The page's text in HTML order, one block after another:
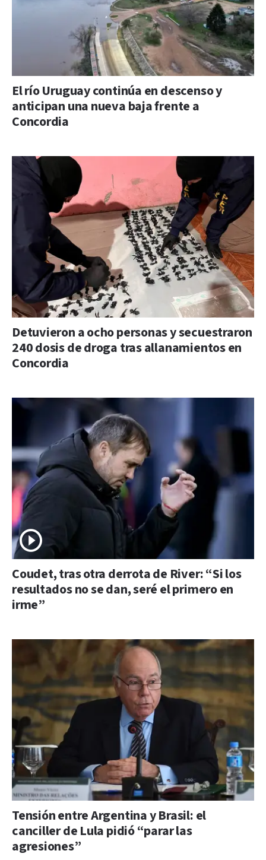
El río Uruguay continúa en descenso y
anticipan una nueva baja frente a
Concordia
Detuvieron a ocho personas y secuestraron
240 dosis de droga tras allanamientos en
Concordia
Coudet, tras otra derrota de River: “Si los
resultados no se dan, seré el primero en
irme”
Tensión entre Argentina y Brasil: el
canciller de Lula pidió “parar las
agresiones”